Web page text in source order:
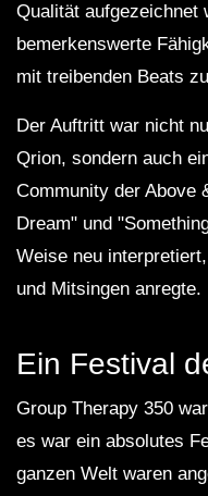
Qualität aufgezeichnet
bemerkenswerte
mit treibenden Beats
Der Auftritt war nicht
Qrion, sondern auch
Community der Above
Dream" und
Weise neu
und Mitsingen anregte.
Ein Festival
Group Therapy 350
es war ein absolutes
ganzen Welt waren